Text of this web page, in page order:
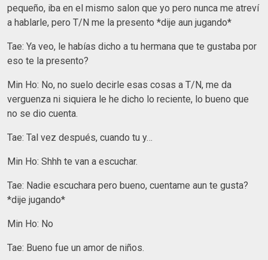
pequeño, iba en el mismo salon que yo pero nunca me atreví
a hablarle, pero T/N me la presento *dije aun jugando*
Tae: Ya veo, le habías dicho a tu hermana que te gustaba por
eso te la presento?
Min Ho: No, no suelo decirle esas cosas a T/N, me da
verguenza ni siquiera le he dicho lo reciente, lo bueno que
no se dio cuenta.
Tae: Tal vez después, cuando tu y…
Min Ho: Shhh te van a escuchar.
Tae: Nadie escuchara pero bueno, cuentame aun te gusta?
*dije jugando*
Min Ho: No
Tae: Bueno fue un amor de niños.